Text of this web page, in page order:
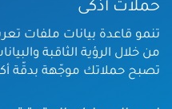
حملات أذكى
تنمو قاعدة بيانات ملفات
من خلال الرؤية الثاقبة
تصبح حملاتك موجّهة بدقّة